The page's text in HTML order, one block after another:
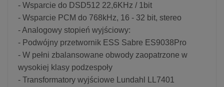
- Wsparcie do DSD512 22,6KHz / 1bit
- Wsparcie PCM do 768kHz, 16 - 32 bit, stereo
- Analogowy stopień wyjściowy:
- Podwójny przetwornik ESS Sabre ES9038Pro
- W pełni zbalansowane obwody zaopatrzone w
wysokiej klasy podzespoły
- Transformatory wyjściowe Lundahl LL7401